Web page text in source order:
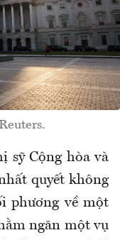
sỹ Cộng hòa và
quyết không
phương về một
ngăn một vụ